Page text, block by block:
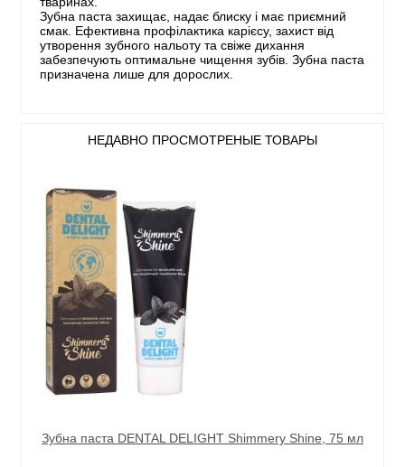
Зубна паста захищає, надає блиску і має приємний
смак. Ефективна профілактика карієсу, захист від
утворення зубного нальоту та свіже дихання
забезпечують оптимальне чищення зубів. Зубна паста
призначена лише для дорослих.
НЕДАВНО ПРОСМОТРЕНЫЕ ТОВАРЫ
Зубна паста DENTAL DELIGHT Shimmery Shine, 75 мл